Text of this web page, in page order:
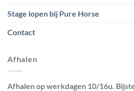
Stage lopen bij Pure Horse
Contact
Afhalen
Afhalen op werkdagen 10/16u.